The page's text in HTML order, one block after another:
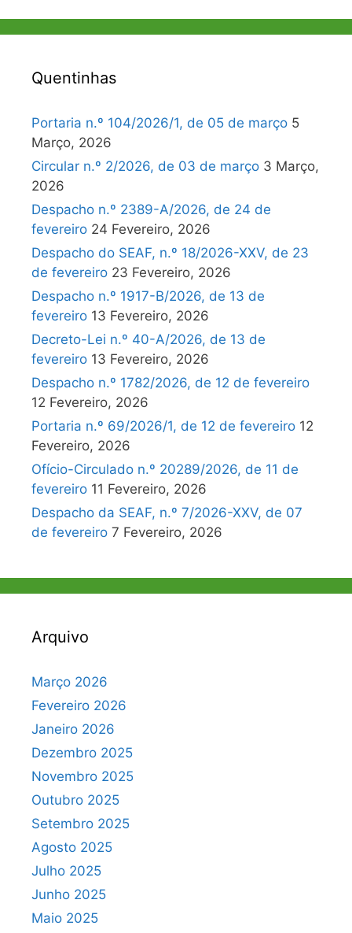
Quentinhas
Portaria n.º 104/2026/1, de 05 de março 5
Março, 2026
Circular n.º 2/2026, de 03 de março 3 Março,
2026
Despacho n.º 2389-A/2026, de 24 de
fevereiro 24 Fevereiro, 2026
Despacho do SEAF, n.º 18/2026-XXV, de 23
de fevereiro 23 Fevereiro, 2026
Despacho n.º 1917-B/2026, de 13 de
fevereiro 13 Fevereiro, 2026
Decreto-Lei n.º 40-A/2026, de 13 de
fevereiro 13 Fevereiro, 2026
Despacho n.º 1782/2026, de 12 de fevereiro
12 Fevereiro, 2026
Portaria n.º 69/2026/1, de 12 de fevereiro 12
Fevereiro, 2026
Ofício-Circulado n.º 20289/2026, de 11 de
fevereiro 11 Fevereiro, 2026
Despacho da SEAF, n.º 7/2026-XXV, de 07
de fevereiro 7 Fevereiro, 2026
Arquivo
Março 2026
Fevereiro 2026
Janeiro 2026
Dezembro 2025
Novembro 2025
Outubro 2025
Setembro 2025
Agosto 2025
Julho 2025
Junho 2025
Maio 2025